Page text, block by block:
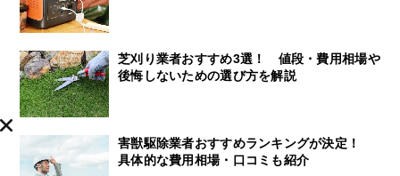
芝刈り業者おすすめ3選！ 値段・費用相場や
後悔しないための選び方を解説
害獣駆除業者おすすめランキングが決定！
具体的な費用相場・口コミも紹介